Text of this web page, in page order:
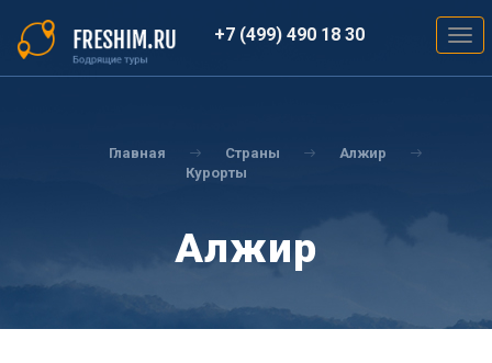
основному
содержанию
+7 (499) 490 18 30
Главная Страны
Алжир
Курорты
Алжир